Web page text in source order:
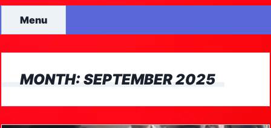
Menu
MONTH:SEPTEMBER 2025